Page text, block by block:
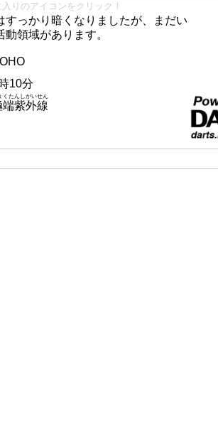
りのアイコンをクリック！
すっかり暗くなりましたが、まだい
動領域があります。
10分
端紫外線
くたんしがいせん